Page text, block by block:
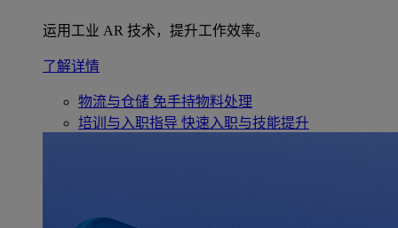
运用工业 AR 技术，提升工作效率。
了解详情
物流与仓储 免手持物料处理
培训与入职指导 快速入职与技能提升